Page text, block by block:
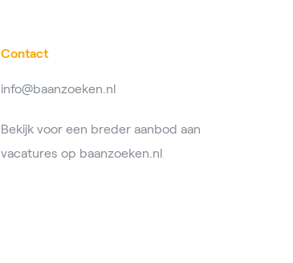
Contact
info@baanzoeken.nl
Bekijk voor een breder aanbod aan
vacatures op baanzoeken.nl